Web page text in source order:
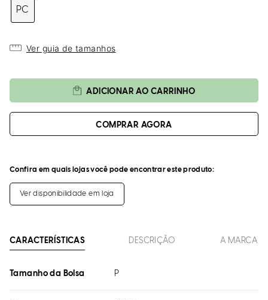
PC
Ver guia de tamanhos
ADICIONAR AO CARRINHO
Confira em quais lojas você pode encontrar este produto:
Ver disponibilidade em loja
CARACTERÍSTICAS DESCRIÇÃO A MARCA
Tamanho da Bolsa P